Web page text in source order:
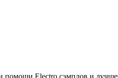
помощи Electro сэмплов и